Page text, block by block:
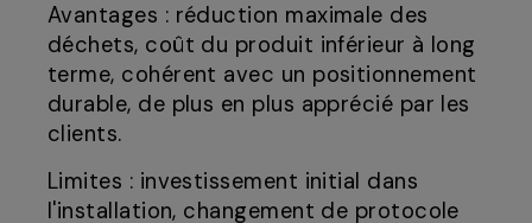
Avantages : réduction maximale des
déchets, coût du produit inférieur à long
terme, cohérent avec un positionnement
durable, de plus en plus apprécié par les
clients.
Limites : investissement initial dans
l'installation, changement de protocole